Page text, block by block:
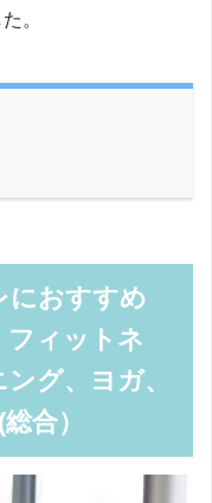
。
におすすめ
フィットネ
グ、ヨガ、
合）